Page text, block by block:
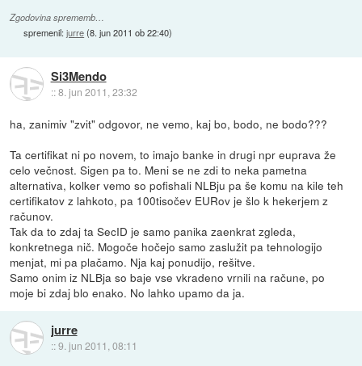
Zgodovina sprememb…
spremenil:jurre(8. jun 2011 ob 22:40)
Si3Mendo
::8. jun 2011, 23:32
ha, zanimiv "zvit" odgovor, ne vemo, kaj bo, bodo, ne bodo???
Ta certifikat ni po novem, to imajo banke in drugi npr euprava že
celo večnost. Sigen pa to. Meni se ne zdi to neka pametna
alternativa, kolker vemo so pofishali NLBju pa še komu na kile teh
certifikatov z lahkoto, pa 100tisočev EURov je šlo k hekerjem z
računov.
Tak da to zdaj ta SecID je samo panika zaenkrat zgleda,
konkretnega nič. Mogoče hočejo samo zaslužit pa tehnologijo
menjat, mi pa plačamo. Nja kaj ponudijo, rešitve.
Samo onim iz NLBja so baje vse vkradeno vrnili na račune, po
moje bi zdaj blo enako. No lahko upamo da ja.
jurre
::9. jun 2011, 08:11